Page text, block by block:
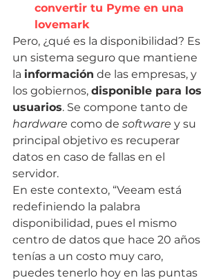
convertir tu Pyme en una
lovemark
Pero, ¿qué es la disponibilidad? Es
un sistema seguro que mantiene
la información de las empresas, y
los gobiernos, disponible para los
usuarios. Se compone tanto de
hardware como de software y su
principal objetivo es recuperar
datos en caso de fallas en el
servidor.
En este contexto, “Veeam está
redefiniendo la palabra
disponibilidad, pues el mismo
centro de datos que hace 20 años
tenías a un costo muy caro,
puedes tenerlo hoy en las puntas